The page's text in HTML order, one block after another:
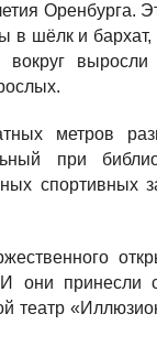
Оренбурга.
в шёлк и
вокруг
метров
при
спор­тивных
И они
театр